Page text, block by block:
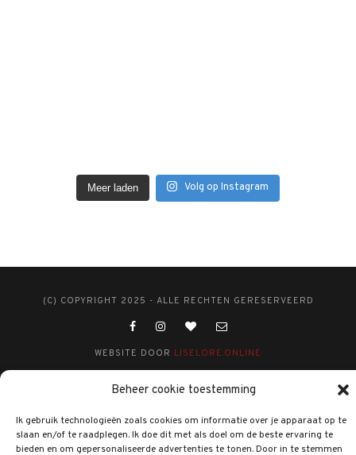
Beheer cookie toestemming
Ik gebruik technologieën zoals cookies om informatie over je apparaat op te
slaan en/of te raadplegen. Ik doe dit met als doel om de beste ervaring te
bieden en om gepersonaliseerde advertenties te tonen. Door in te stemmen
Meer laden Volg op Instagram
(C) COPYRIGHT 2025 - ALLE RECHTEN GERESERVEERD
WEBSITE DOOR LISELORE.ONLINE